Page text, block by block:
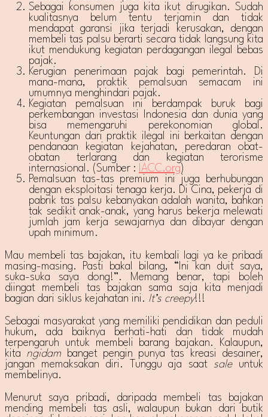
Sebagai konsumen juga kita ikut dirugikan. Sudah
kualitasnya belum tentu terjamin dan tidak
mendapat garansi jika terjadi kerusakan, dengan
membeli tas palsu berarti secara tidak langsung kita
ikut mendukung kegiatan perdagangan ilegal bebas
pajak.
Kerugian penerimaan pajak bagi pemerintah. Di
mana-mana, praktik pemalsuan semacam ini
umumnya menghindari pajak.
Kegiatan pemalsuan ini berdampak buruk bagi
perkembangan investasi Indonesia dan dunia yang
bisa memengaruhi perekonomian global.
Keuntungan dari praktik ilegal ini berkaitan dengan
pendanaan kegiatan kejahatan, peredaran obat-
obatan terlarang dan kegiatan terorisme
internasional. (Sumber : IACC.org)
Pemalsuan tas-tas premium ini juga berhubungan
dengan eksploitasi tenaga kerja. Di Cina, pekerja di
pabrik tas palsu kebanyakan adalah wanita, bahkan
tak sedikit anak-anak, yang harus bekerja melewati
jumlah jam kerja sewajarnya dan dibayar dengan
upah minimum.
Mau membeli tas bajakan, itu kembali lagi ya ke pribadi
masing-masing. Pasti bakal bilang, “Ini kan duit saya,
suka-suka saya dong!”. Memang benar, tapi boleh
diingat membeli tas bajakan sama saja kita menjadi
bagian dari siklus kejahatan ini. It’s creepy!!!
Sebagai masyarakat yang memiliki pendidikan dan peduli
hukum, ada baiknya berhati-hati dan tidak mudah
terpengaruh untuk membeli barang bajakan. Kalaupun,
kita ngidam banget pengin punya tas kreasi desainer,
jangan memaksakan diri. Tunggu aja saat sale untuk
membelinya.
Menurut saya pribadi, daripada membeli tas bajakan
mending membeli tas asli, walaupun bukan dari butik